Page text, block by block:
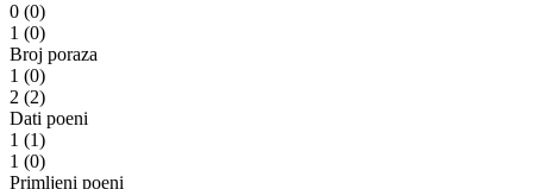
0 (0)
1 (0)
Broj poraza
1 (0)
2 (2)
Dati poeni
1 (1)
1 (0)
Primljeni poeni